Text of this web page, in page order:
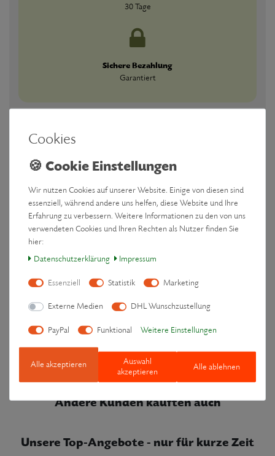
30 Tage
Sichere Bezahlung
Garantiert
Downloads
Sicherheitshinweise-und-Gebrauchsanleitung.pdf
Andere Kunden kauften auch
Unsere Top-Angebote - nur für kurze Zeit
Cookies
Wir nutzen Cookies auf unserer Website. Einige von diesen sind
essenziell, während andere uns helfen, diese Website und Ihre
Erfahrung zu verbessern. Weitere Informationen zu den von uns
verwendeten Cookies und Ihren Rechten als Nutzer finden Sie
hier:
Daten­schutz­erklärung
Impressum
Essenziell Statistik Marketing
Externe Medien DHL Wunschzustellung
PayPal Funktional Weitere Einstellungen
Alle akzeptieren
Auswahl
akzeptieren
Alle ablehnen